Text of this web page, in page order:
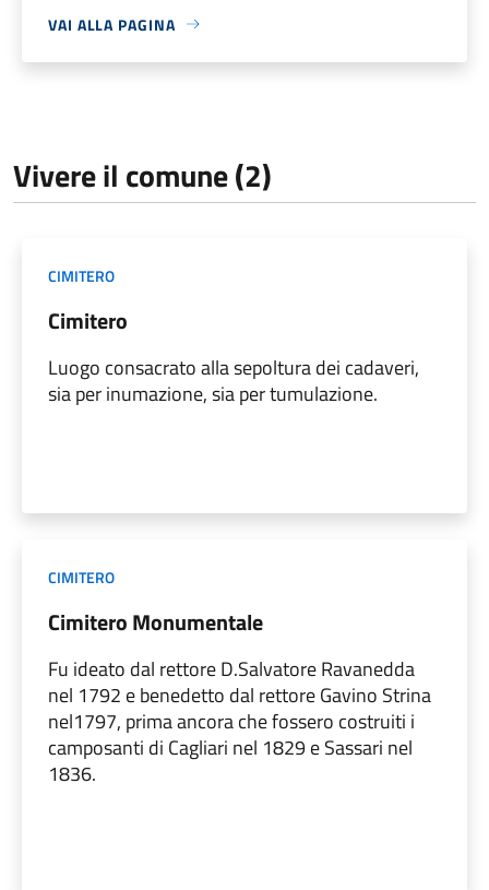
VAI ALLA PAGINA
Vivere il comune (2)
CIMITERO
Cimitero
Luogo consacrato alla sepoltura dei cadaveri,
sia per inumazione, sia per tumulazione.
CIMITERO
Cimitero Monumentale
Fu ideato dal rettore D.Salvatore Ravanedda
nel 1792 e benedetto dal rettore Gavino Strina
nel1797, prima ancora che fossero costruiti i
camposanti di Cagliari nel 1829 e Sassari nel
1836.